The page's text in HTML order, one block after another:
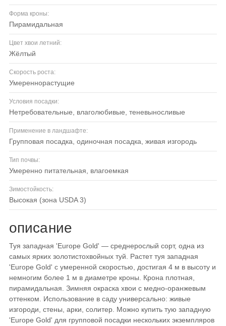
Форма кроны:
пирамидальная
Цвет хвои летний:
жёлтый
Скорость роста:
умереннорастущие
Условия посадки:
нетребовательные, влаголюбивые, теневыносливые
Применение в ландшафте:
групповая посадка, одиночная посадка, живая изгородь
Тип почвы:
умеренно питательная, влагоемкая
Зимостойкость:
высокая (зона USDA 3)
описание
Туя западная 'Europe Gold' — среднерослый сорт, одна из
самых ярких золотистохвойных туй. Растет туя западная
'Europe Gold' с умеренной скоростью, достигая 4 м в высоту и
немногим более 1 м в диаметре кроны. Крона плотная,
пирамидальная. Зимняя окраска хвои с медно-оранжевым
оттенком. Использование в саду универсально: живые
изгороди, стены, арки, солитер. Можно купить тую западную
'Europe Gold' для групповой посадки нескольких экземпляров